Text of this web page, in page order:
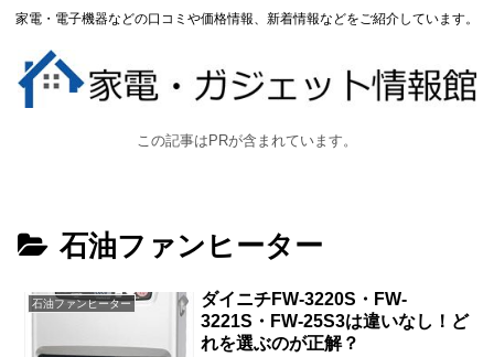
家電・電子機器などの口コミや価格情報、新着情報などをご紹介しています。
この記事はPRが含まれています。
石油ファンヒーター
石油ファンヒーター
ダイニチFW-3220S・FW-
3221S・FW-25S3は違いなし！ど
れを選ぶのが正解？